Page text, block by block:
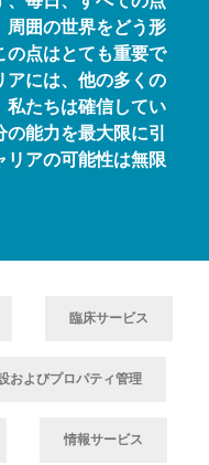
周囲の世界をどう形
の点はとても重要で
アには、他の多くの
私たちは確信してい
能力を最大限に引
リアの可能性は無限
臨床サービス
およびプロパティ管理
情報サービス